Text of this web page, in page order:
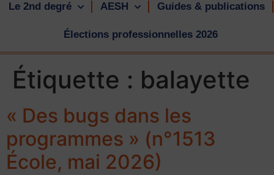
Le 2nd degré AESH Guides & publications
Élections professionnelles 2026
Étiquette : balayette
« Des bugs dans les
programmes » (n°1513
École, mai 2026)